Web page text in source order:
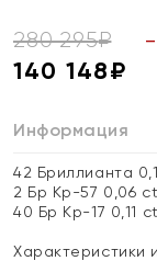
280 295₽ -
140 148₽
Информация
42 Бриллианта
2 Бр Кр-57 0,06
40 Бр Кр-17 0,11
Характеристики